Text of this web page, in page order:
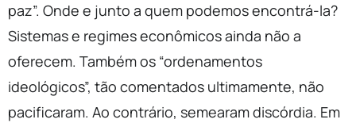
paz”. Onde e junto a quem podemos encontrá-la?
Sistemas e regimes econômicos ainda não a
oferecem. Também os “ordenamentos
ideológicos”, tão comentados ultimamente, não
pacificaram. Ao contrário, semearam discórdia. Em